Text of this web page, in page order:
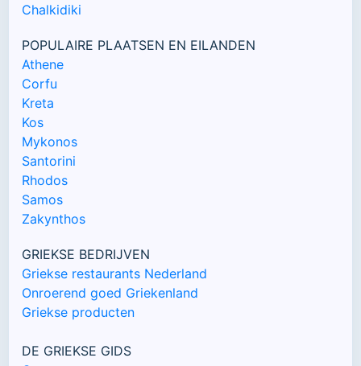
Chalkidiki
POPULAIRE PLAATSEN EN EILANDEN
Athene
Corfu
Kreta
Kos
Mykonos
Santorini
Rhodos
Samos
Zakynthos
GRIEKSE BEDRIJVEN
Griekse restaurants Nederland
Onroerend goed Griekenland
Griekse producten
DE GRIEKSE GIDS